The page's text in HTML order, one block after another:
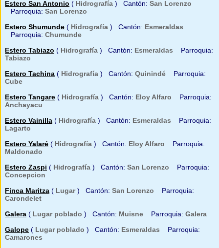
Estero San Antonio ( Hidrografía ) Cantón: San Lorenzo
Parroquia: San Lorenzo
Estero Shumunde ( Hidrografía ) Cantón: Esmeraldas
Parroquia: Chumunde
Estero Tabiazo ( Hidrografía ) Cantón: Esmeraldas Parroquia:
Tabiazo
Estero Tachina ( Hidrografía ) Cantón: Quinindé Parroquia:
Cube
Estero Tangare ( Hidrografía ) Cantón: Eloy Alfaro Parroquia:
Anchayacu
Estero Vainilla ( Hidrografía ) Cantón: Esmeraldas Parroquia:
Lagarto
Estero Yalaré ( Hidrografía ) Cantón: Eloy Alfaro Parroquia:
Maldonado
Estero Zaspi ( Hidrografía ) Cantón: San Lorenzo Parroquia:
Concepcion
Finca Maritza ( Lugar) Cantón: San Lorenzo Parroquia:
Carondelet
Galera ( Lugar poblado ) Cantón: Muisne Parroquia: Galera
Galope ( Lugar poblado ) Cantón: Esmeraldas Parroquia:
Camarones